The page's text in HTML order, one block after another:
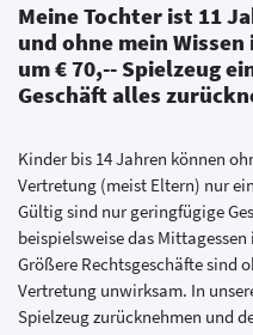
Meine Tochter ist 11
und ohne mein
um € 70,-- Spielzeug
Geschäft alles
Kinder bis 14 Jahren können
Vertretung (meist Eltern) nur
Gültig sind nur geringfügige
beispielsweise das
Größere Rechtsgeschäfte sind
Vertretung unwirksam. In
Spielzeug zurücknehmen und